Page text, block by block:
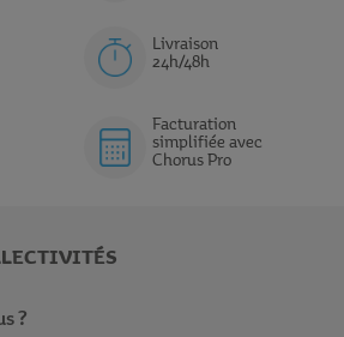
Livraison
24h/48h
Facturation
simplifiée avec
Chorus Pro
?